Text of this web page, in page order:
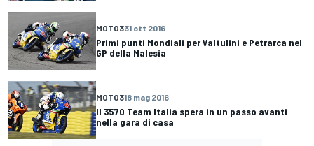
MOTO331 ott 2016
Primi punti Mondiali per Valtulini e Petrarca nel
GP della Malesia
MOTO318 mag 2016
Il 3570 Team Italia spera in un passo avanti
nella gara di casa